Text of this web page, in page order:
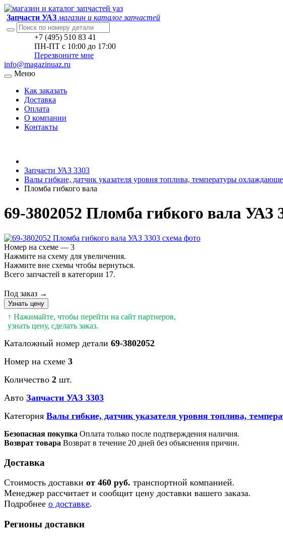
Запчасти УАЗ магазин и каталог запчастей
+7 (495) 510 83 41
ПН-ПТ с 10:00 до 17:00
Перезвоните мне
info@magazinuaz.ru
Меню
Как заказать
Доставка
Оплата
О компании
Контакты
Запчасти УАЗ 3303
Валы гибкие, датчик указателя уровня топлива, температуры
Пломба гибкого вала
69-3802052 Пломба гибкого вала УАЗ
Номер на схеме — 3
Нажмите на схему для увеличения.
Нажмите вне схемы чтобы вернуться.
Всего запчастей в категории 17.
Под заказ →
Узнать цену
↑ Нажимайте, чтобы перейти на сайт партнеров,
узнать цену, сделать заказ.
Каталожный номер детали 69-3802052
Номер на схеме 3
Количество 2 шт.
Авто Запчасти УАЗ 3303
Категория Валы гибкие, датчик указателя уровня топлива,
Безопасная покупка Оплата только после подтверждения наличия.
Возврат товара Возврат в течение 20 дней без объяснения причин.
Доставка
Стоимость доставки от 460 руб. транспортной компанией.
Менеджер рассчитает и сообщит цену доставки вашего заказа.
Подробнее о доставке.
Регионы доставки